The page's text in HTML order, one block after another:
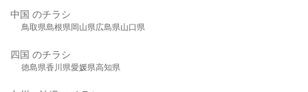
中国 のチラシ
鳥取県島根県岡山県広島県山口県
四国 のチラシ
徳島県香川県愛媛県高知県